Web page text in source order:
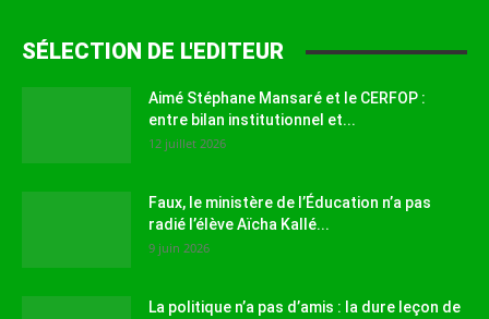
SÉLECTION DE L'EDITEUR
Aimé Stéphane Mansaré et le CERFOP :
entre bilan institutionnel et...
12 juillet 2026
Faux, le ministère de l’Éducation n’a pas
radié l’élève Aïcha Kallé...
9 juin 2026
La politique n’a pas d’amis : la dure leçon de